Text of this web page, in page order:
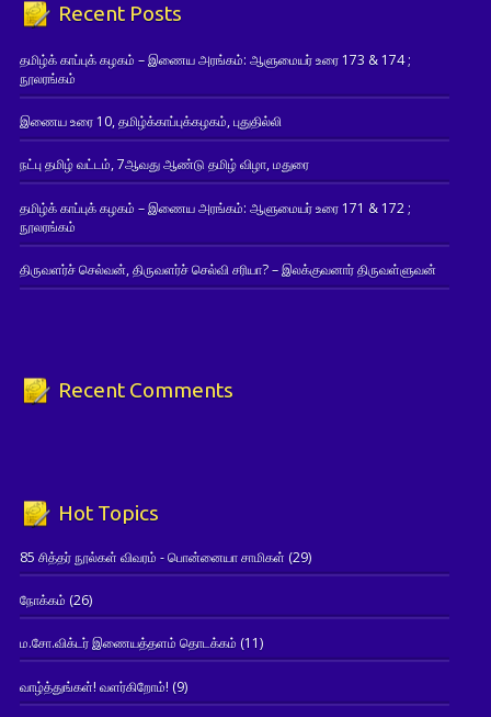
Recent Posts
தமிழ்க் காப்புக் கழகம் – இணைய அரங்கம்: ஆளுமையர் உரை 173 & 174 ;
நூலரங்கம்
இணைய உரை 10, தமிழ்க்காப்புக்கழகம், புதுதில்லி
நட்பு தமிழ் வட்டம், 7ஆவது ஆண்டு தமிழ் விழா, மதுரை
தமிழ்க் காப்புக் கழகம் – இணைய அரங்கம்: ஆளுமையர் உரை 171 & 172 ;
நூலரங்கம்
திருவளர்ச் செல்வன், திருவளர்ச் செல்வி சரியா? – இலக்குவனார் திருவள்ளுவன்
Recent Comments
Hot Topics
85 சித்தர் நூல்கள் விவரம் - பொன்னையா சாமிகள் (29)
நோக்கம் (26)
ம.சோ.விக்டர் இணையத்தளம் தொடக்கம் (11)
வாழ்த்துங்கள்! வளர்கிறோம்! (9)